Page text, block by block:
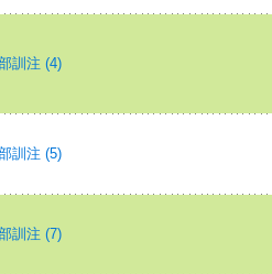
訓注 (4)
訓注 (5)
訓注 (7)